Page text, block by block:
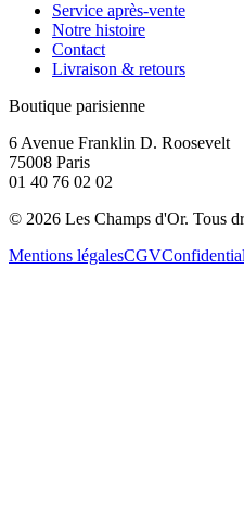
Service après-vente
Notre histoire
Contact
Livraison & retours
Boutique parisienne
6 Avenue Franklin D. Roosevelt
75008 Paris
01 40 76 02 02
© 2026 Les Champs d'Or. Tous
Mentions légalesCGV